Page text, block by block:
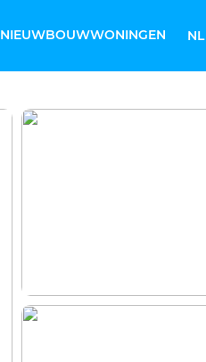
NIEUWBOUWWONINGEN NL